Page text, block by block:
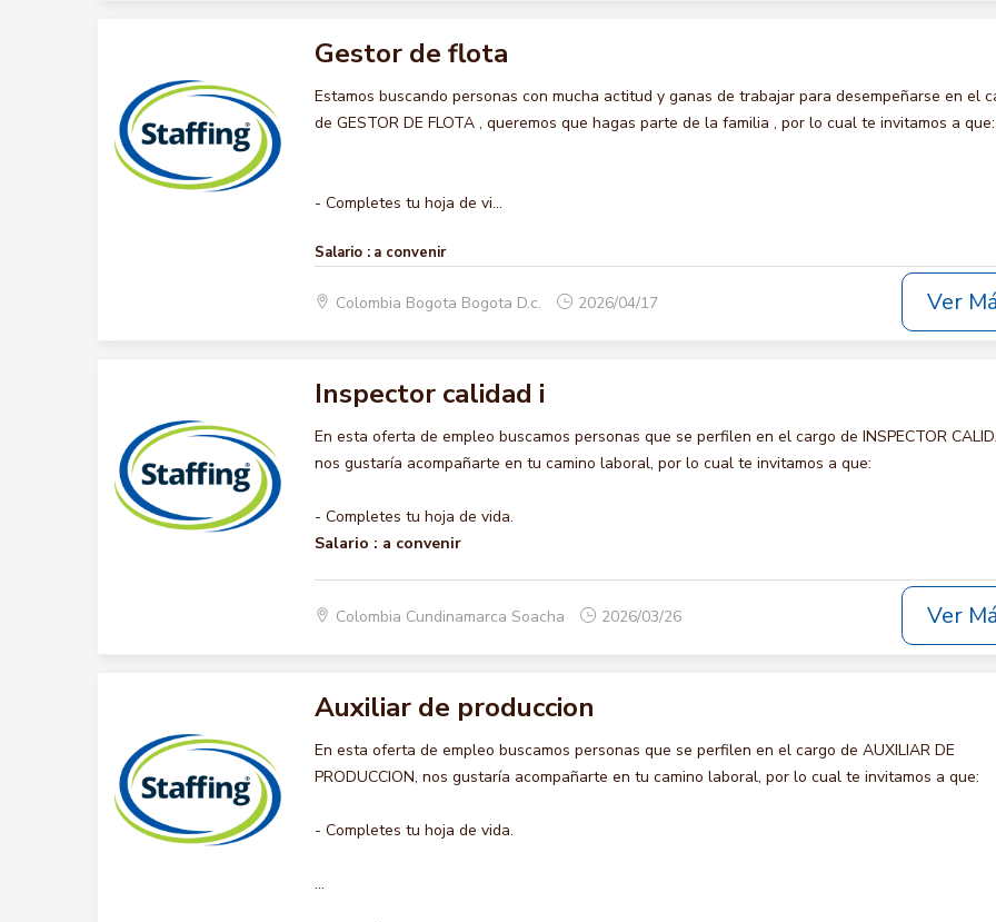
Gestor de flota
Estamos buscando personas con mucha actitud y ganas de trabajar para desempeñarse en el
de GESTOR DE FLOTA , queremos que hagas parte de la familia , por lo cual te invitamos a que:
- Completes tu hoja de vi...
Salario : a convenir
Colombia Bogota Bogota D.c. 2026/04/17 Ver
Inspector calidad i
En esta oferta de empleo buscamos personas que se perfilen en el cargo de INSPECTOR
nos gustaría acompañarte en tu camino laboral, por lo cual te invitamos a que:
- Completes tu hoja de vida.
Salario : a convenir
Colombia Cundinamarca Soacha 2026/03/26 Ver
Auxiliar de produccion
En esta oferta de empleo buscamos personas que se perfilen en el cargo de AUXILIAR DE
PRODUCCION, nos gustaría acompañarte en tu camino laboral, por lo cual te invitamos a que:
- Completes tu hoja de vida.
...